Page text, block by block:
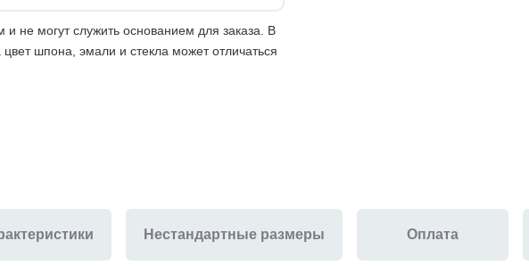
не могут служить основанием для заказа. В
шпона, эмали и стекла может отличаться
Нестандартные размеры Оплата